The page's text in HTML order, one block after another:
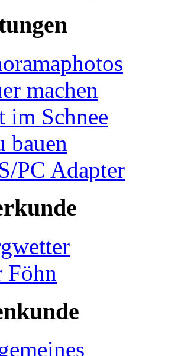
machen
im Schnee
bauen
PC Adapter
Föhn